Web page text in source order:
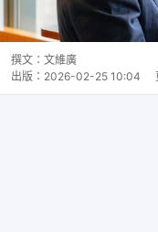
撰文： 文維廣
出版： 2026-02-25 10:04